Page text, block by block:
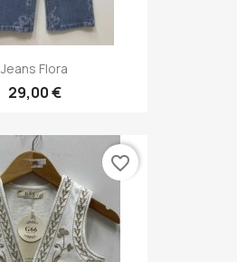
Jeans Flora
29,00 €
favorite_border